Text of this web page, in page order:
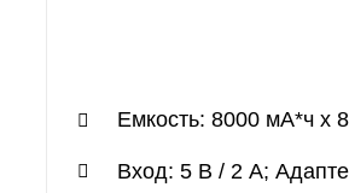
Емкость: 8000 мА*ч х
Вход: 5 В / 2 А;